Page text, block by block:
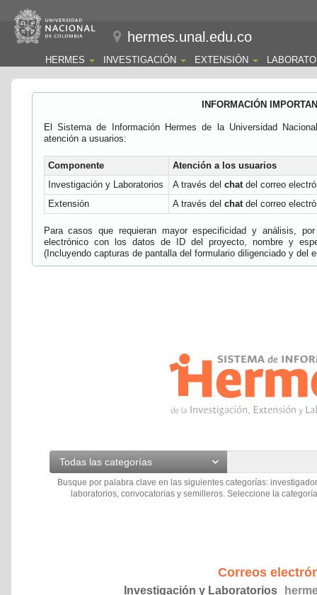
hermes.unal.edu.co
HERMES INVESTIGACIÓN EXTENSIÓN
INFORMACIÓN
El Sistema de Información Hermes de la Universidad
atención a usuarios:
Componente
Atención a los usuarios
Investigación y Laboratorios
A través del chatdel correo
Extensión
A través del chatdel correo
Para casos que requieran mayor especificidad y análisis,
electrónico con los datos de ID del proyecto, nombre y
(Incluyendo capturas de pantalla del formulario diligenciado y del
Todas las categorías
Busque por palabra clave en las siguientes categorías:
laboratorios, convocatorias y semilleros. Seleccione la
Correos
Investigación y Laboratorios